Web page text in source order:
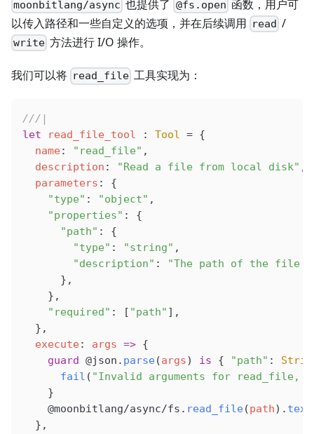
moonbitlang/async 也提供了 @fs.open 函数，用户可
以传入路径和一些自定义的选项，并在后续调用 read /
write 方法进行 I/O 操作。
我们可以将 read_file 工具实现为：
///|
let read_file_tool : Tool = {
  name
: "read_file" ,
  description
: "Read a file from local disk" ,
  parameters
: {
    "type"
: "object" ,
    "properties"
: {
      "path"
: {
        "type"
: "string" ,
        "description"
:
"The path of the file
      },
    },
    "required"
: [ "path" ],
  },
  execute
: args => {
    guard
@json . parse(args) is { "path" :
      fail
( "Invalid arguments for read_file,
    }
    @moonbitlang/async/fs
. read_file(path). text
  },